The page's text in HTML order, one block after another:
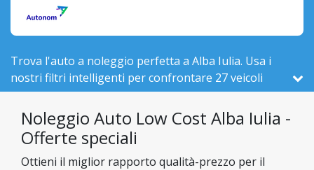
Trova l'auto a noleggio perfetta a Alba Iulia. Usa i
nostri filtri intelligenti per confrontare 27 veicoli
attivi qui, su 524 totali in Romania, da 2 compagnie
locali.
Noleggio Auto Low Cost Alba Iulia -
Offerte speciali
Ottieni il miglior rapporto qualità-prezzo per il